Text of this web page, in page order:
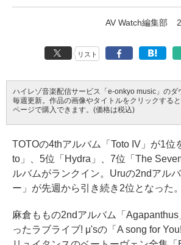
AV Watch編集部
リスト
ハイレゾ音楽配信サービス「e-onkyo music」のダ
毎週更新。作品の画像やタイトルをクリックする
ページで購入できます。(価格は税込)
TOTOの4thアルバム「Toto IV」が1位
to」、5位「Hydra」、7位「The
ルバムがランクイン。Uruの2ndアル
ー」が先週から引き続き2位となった。
麻倉ももの2ndアルバム「
ったラブライブ! μ'sの「A song for